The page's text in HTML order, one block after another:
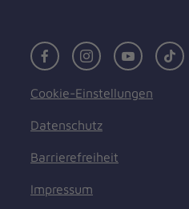
FacebookInstagramYoutube
Cookie-Einstellungen
Datenschutz
Barrierefreiheit
Impressum